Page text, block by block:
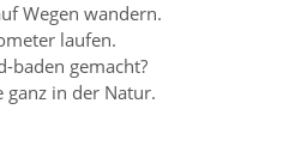
Wegen wandern.
laufen.
baden gemacht?
ganz in der Natur.